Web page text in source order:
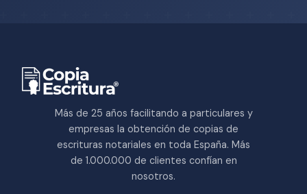
Más de 25 años facilitando a particulares y
empresas la obtención de copias de
escrituras notariales en toda España. Más
de 1.000.000 de clientes confían en
nosotros.